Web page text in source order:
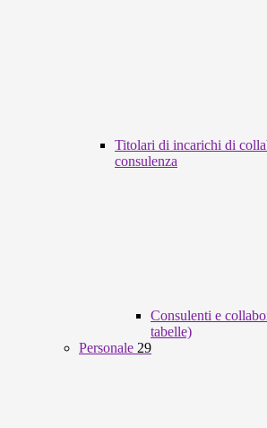
Titolari di incarichi di
consulenza
Consulenti e
tabelle)
Personale 29